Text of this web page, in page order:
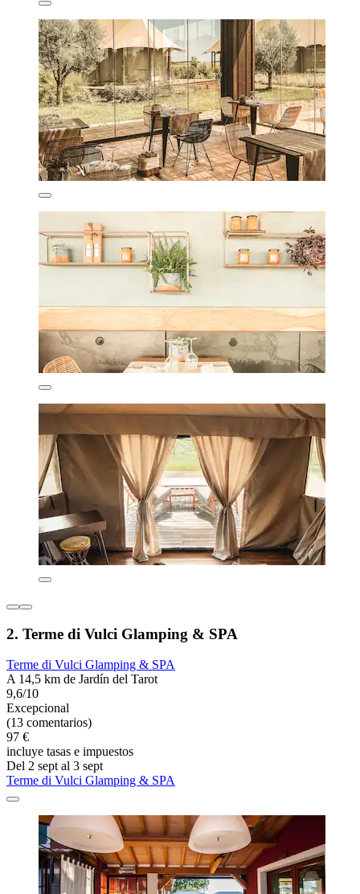
2. Terme di Vulci Glamping & SPA
Terme di Vulci Glamping & SPA
A 14,5 km de Jardín del Tarot
9,6/10
Excepcional
(13 comentarios)
97 €
incluye tasas e impuestos
Del 2 sept al 3 sept
Terme di Vulci Glamping & SPA